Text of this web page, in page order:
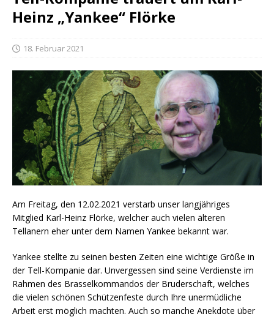
Heinz „Yankee“ Flörke
18. Februar 2021
Am Freitag, den 12.02.2021 verstarb unser langjähriges
Mitglied Karl-Heinz Flörke, welcher auch vielen älteren
Tellanern eher unter dem Namen Yankee bekannt war.
Yankee stellte zu seinen besten Zeiten eine wichtige Größe in
der Tell-Kompanie dar. Unvergessen sind seine Verdienste im
Rahmen des Brasselkommandos der Bruderschaft, welches
die vielen schönen Schützenfeste durch Ihre unermüdliche
Arbeit erst möglich machten. Auch so manche Anekdote über